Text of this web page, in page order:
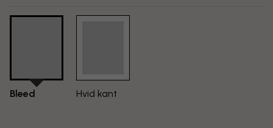
Bleed Hvid kant